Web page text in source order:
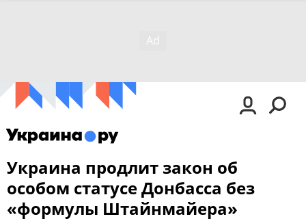
Украина продлит закон об
особом статусе Донбасса без
«формулы Штайнмайера»